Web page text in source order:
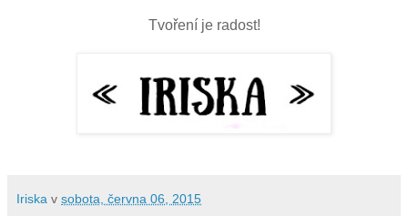
Tvoření je radost!
Iriska v sobota, června 06, 2015